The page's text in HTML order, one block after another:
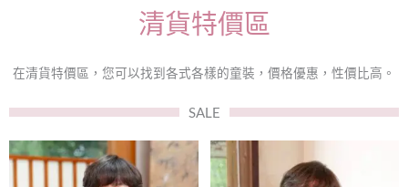
清貨特價區
在清貨特價區，您可以找到各式各樣的童裝，價格優惠，性價比高。
SALE
此
產
產